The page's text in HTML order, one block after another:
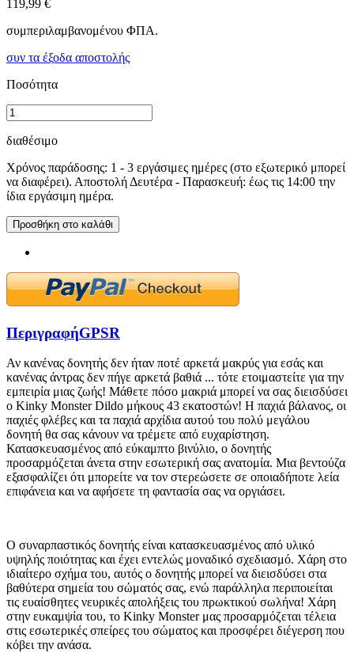
119,99 €
συμπεριλαμβανομένου ΦΠΑ.
συν τα έξοδα αποστολής
Ποσότητα
διαθέσιμο
Χρόνος παράδοσης: 1 - 3 εργάσιμες ημέρες (στο εξωτερικό μπορεί
να διαφέρει). Αποστολή Δευτέρα - Παρασκευή: έως τις 14:00 την
ίδια εργάσιμη ημέρα.
Προσθήκη στο καλάθι
ΠεριγραφήGPSR
Αν κανένας δονητής δεν ήταν ποτέ αρκετά μακρύς για εσάς και
κανένας άντρας δεν πήγε αρκετά βαθιά ... τότε ετοιμαστείτε για την
εμπειρία μιας ζωής! Μάθετε πόσο μακριά μπορεί να σας διεισδύσει
ο Kinky Monster Dildo μήκους 43 εκατοστών! Η παχιά βάλανος, οι
παχιές φλέβες και τα παχιά αρχίδια αυτού του πολύ μεγάλου
δονητή θα σας κάνουν να τρέμετε από ευχαρίστηση.
Κατασκευασμένος από εύκαμπτο βινύλιο, ο δονητής
προσαρμόζεται άνετα στην εσωτερική σας ανατομία. Μια βεντούζα
εξασφαλίζει ότι μπορείτε να τον στερεώσετε σε οποιαδήποτε λεία
επιφάνεια και να αφήσετε τη φαντασία σας να οργιάσει.
Ο συναρπαστικός δονητής είναι κατασκευασμένος από υλικό
υψηλής ποιότητας και έχει εντελώς μοναδικό σχεδιασμό. Χάρη στο
ιδιαίτερο σχήμα του, αυτός ο δονητής μπορεί να διεισδύσει στα
βαθύτερα σημεία του σώματός σας, ενώ παράλληλα περιποιείται
τις ευαίσθητες νευρικές απολήξεις του πρωκτικού σωλήνα! Χάρη
στην ευκαμψία του, το Kinky Monster μας προσαρμόζεται τέλεια
στις εσωτερικές σπείρες του σώματος και προσφέρει διέγερση που
κόβει την ανάσα.